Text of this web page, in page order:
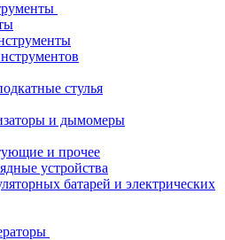
стулья
и дымомеры
и прочее
устройства
батарей и электрических